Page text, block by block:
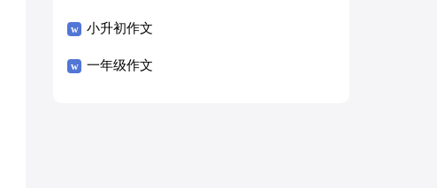
小升初作文
一年级作文